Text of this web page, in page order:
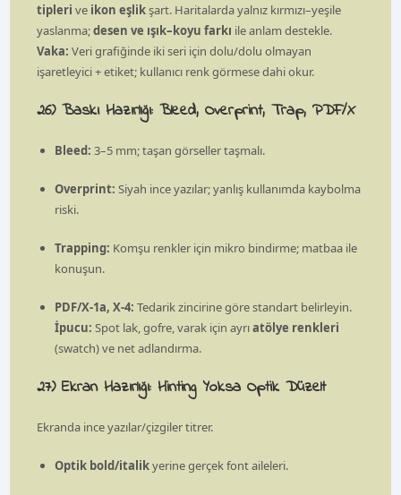
tipleri ve ikon eşlikşart. Haritalarda yalnız kırmızı–yeşile
yaslanma;desen ve ışık–koyu farkı ile anlam destekle.
Vaka: Veri grafiğinde iki seri için dolu/dolu olmayan
işaretleyici + etiket; kullanıcı renk görmese dahi okur.
26) Baskı Hazırlığı: Bleed, Overprint, Trap, PDF/X
Bleed: 3–5 mm; taşan görseller taşmalı.
Overprint: Siyah ince yazılar; yanlış kullanımda kaybolma
riski.
Trapping: Komşu renkler için mikro bindirme; matbaa ile
konuşun.
PDF/X-1a, X-4: Tedarik zincirine göre standart belirleyin.
İpucu: Spot lak, gofre, varak için ayrıatölye renkleri
(swatch) ve net adlandırma.
27) Ekran Hazırlığı: Hinting Yoksa Optik Düzelt
Ekranda ince yazılar/çizgiler titrer.
Optik bold/italikyerine gerçek font aileleri.